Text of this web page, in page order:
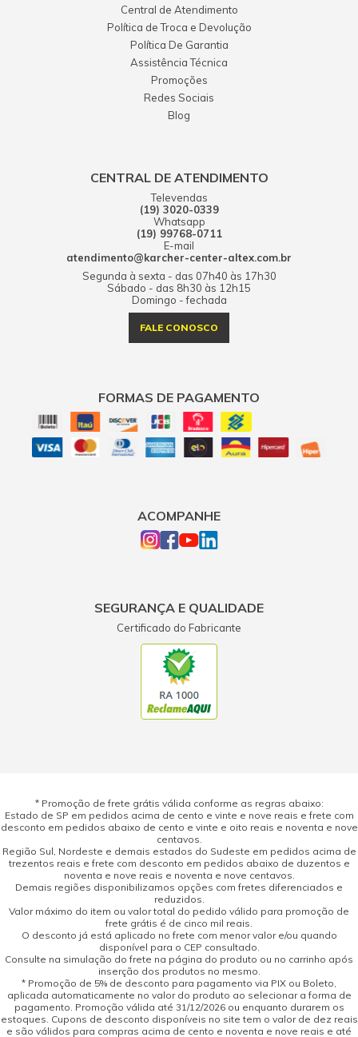
Central de Atendimento
Política de Troca e Devolução
Política De Garantia
Assistência Técnica
Promoções
Redes Sociais
Blog
CENTRAL DE ATENDIMENTO
Televendas
(19) 3020-0339
Whatsapp
(19) 99768-0711
E-mail
atendimento@karcher-center-altex.com.br
Segunda à sexta - das 07h40 às 17h30
Sábado - das 8h30 às 12h15
Domingo - fechada
FALE CONOSCO
FORMAS DE PAGAMENTO
ACOMPANHE
SEGURANÇA E QUALIDADE
Certificado do Fabricante
* Promoção de frete grátis válida conforme as regras abaixo:
Estado de SP em pedidos acima de cento e vinte e nove reais e frete com
desconto em pedidos abaixo de cento e vinte e oito reais e noventa e nove
centavos.
Região Sul, Nordeste e demais estados do Sudeste em pedidos acima de
trezentos reais e frete com desconto em pedidos abaixo de duzentos e
noventa e nove reais e noventa e nove centavos.
Demais regiões disponibilizamos opções com fretes diferenciados e
reduzidos.
Valor máximo do item ou valor total do pedido válido para promoção de
frete grátis é de cinco mil reais.
O desconto já está aplicado no frete com menor valor e/ou quando
disponível para o CEP consultado.
Consulte na simulação do frete na página do produto ou no carrinho após
inserção dos produtos no mesmo.
* Promoção de 5% de desconto para pagamento via PIX ou Boleto,
aplicada automaticamente no valor do produto ao selecionar a forma de
pagamento. Promoção válida até 31/12/2026 ou enquanto durarem os
estoques. Cupons de desconto disponíveis no site tem o valor de dez reais
e são válidos para compras acima de cento e noventa e nove reais e até